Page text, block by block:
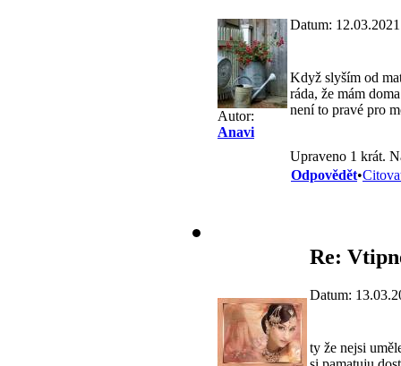
Autor:
Anavi
Datum:
Když slyším od
ráda, že mám
není to pravé pro
Upraveno 1 krát.
Odpovědět•
Re:
Datum:
ty že nejsi